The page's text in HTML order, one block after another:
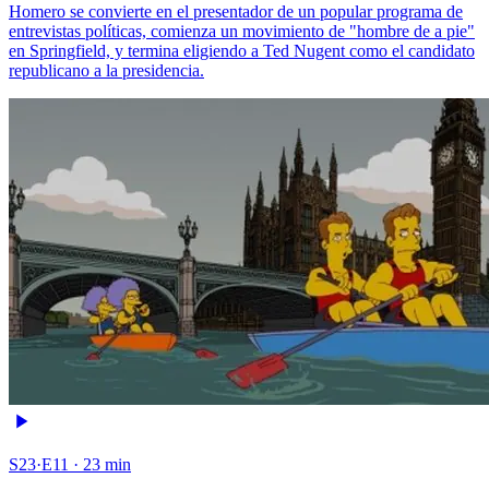
Homero se convierte en el presentador de un popular programa de
entrevistas políticas, comienza un movimiento de "hombre de a pie"
en Springfield, y termina eligiendo a Ted Nugent como el candidato
republicano a la presidencia.
S23·E11 · 23 min